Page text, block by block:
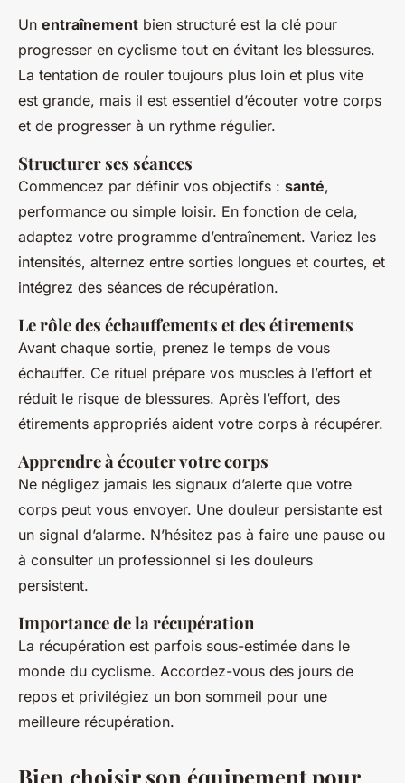
Un entraînement bien structuré est la clé pour
progresser en cyclisme tout en évitant les blessures.
La tentation de rouler toujours plus loin et plus vite
est grande, mais il est essentiel d’écouter votre corps
et de progresser à un rythme régulier.
Structurer ses séances
Commencez par définir vos objectifs : santé,
performance ou simple loisir. En fonction de cela,
adaptez votre programme d’entraînement. Variez les
intensités, alternez entre sorties longues et courtes, et
intégrez des séances de récupération.
Le rôle des échauffements et des étirements
Avant chaque sortie, prenez le temps de vous
échauffer. Ce rituel prépare vos muscles à l’effort et
réduit le risque de blessures. Après l’effort, des
étirements appropriés aident votre corps à récupérer.
Apprendre à écouter votre corps
Ne négligez jamais les signaux d’alerte que votre
corps peut vous envoyer. Une douleur persistante est
un signal d’alarme. N’hésitez pas à faire une pause ou
à consulter un professionnel si les douleurs
persistent.
Importance de la récupération
La récupération est parfois sous-estimée dans le
monde du cyclisme. Accordez-vous des jours de
repos et privilégiez un bon sommeil pour une
meilleure récupération.
Bien choisir son équipement pour